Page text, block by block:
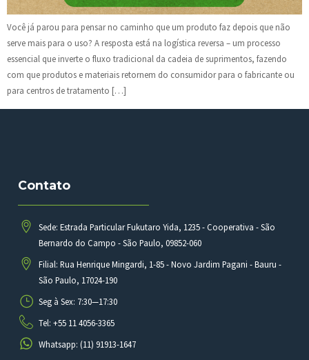
Você já parou para pensar no caminho que um produto faz depois que não
serve mais para o uso? A resposta está na logística reversa – um processo
essencial que inverte o fluxo tradicional da cadeia de suprimentos, fazendo
com que produtos e materiais retornem do consumidor para o fabricante ou
para centros de tratamento […]
Contato
Sede: Estrada Particular Fukutaro Yida, 1235 - Cooperativa - São
Bernardo do Campo - São Paulo, 09852-060
Filial: Rua Henrique Mingardi, 1-85 - Novo Jardim Pagani - Bauru -
São Paulo, 17024-190
Seg à Sex: 7:30—17:30
Tel: +55 11 4056-3365
Whatsapp: (11) 91913-1647